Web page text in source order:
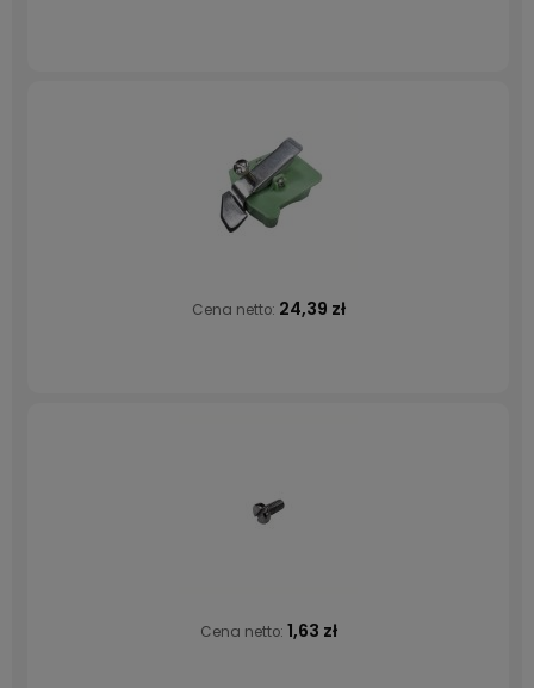
Cena netto: 24,39 zł
Cena netto: 1,63 zł